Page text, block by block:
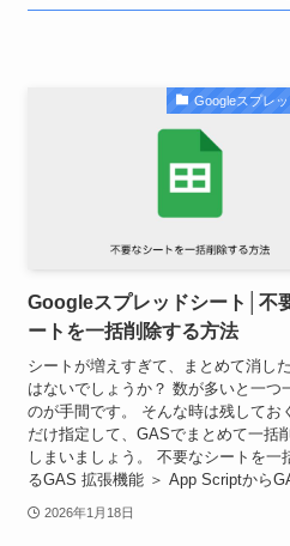
Googleスプレ
Googleスプレッドシート│不
ートを一括削除する方法
シートが増えすぎて、まとめて消し
はないでしょうか？ 数が多いと一つ
のが手間です。 そんな時は残してお
だけ指定して、GASでまとめて一括
しまいましょう。 不要なシートを一
るGAS 拡張機能 ＞ App Scriptから
2026年1月18日